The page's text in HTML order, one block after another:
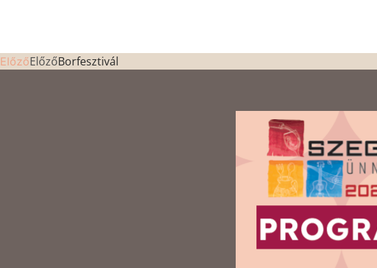
ElőzőElőzőBorfesztivál